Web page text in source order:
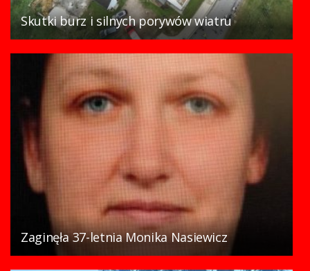
Skutki burz i silnych porywów wiatru
Zaginęła 37-letnia Monika Nasiewicz